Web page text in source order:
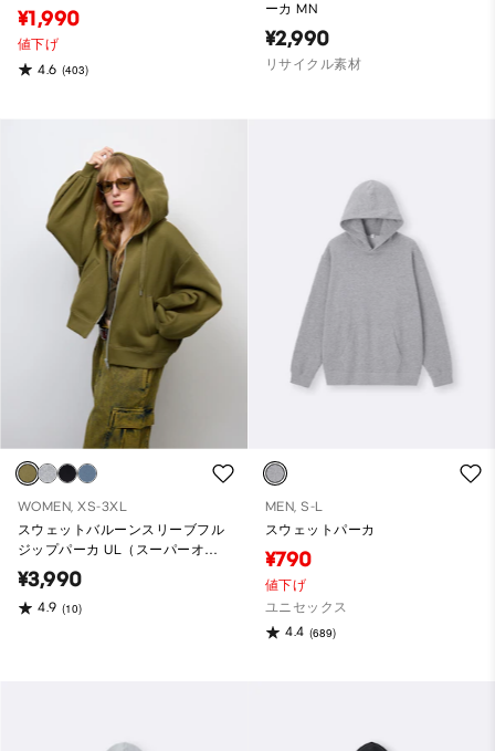
¥1,990
値下げ
4.6 (403)
ーカ MN
¥2,990
リサイクル素材
WOMEN, XS-3XL
スウェットバルーンスリーブフル
ジップパーカ UL（スーパーオー
バーサイズフィット）
¥3,990
4.9 (10)
MEN, S-L
スウェットパーカ
¥790
値下げ
ユニセックス
4.4 (689)